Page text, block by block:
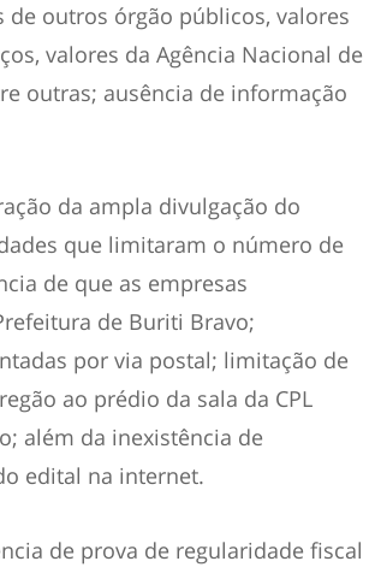
outros órgão públicos, valores
valores da Agência Nacional de
outras; ausência de informação
da ampla divulgação do
que limitaram o número de
de que as empresas
de Buriti Bravo;
por via postal; limitação de
ao prédio da sala da CPL
além da inexistência de
edital na internet.
de prova de regularidade fiscal